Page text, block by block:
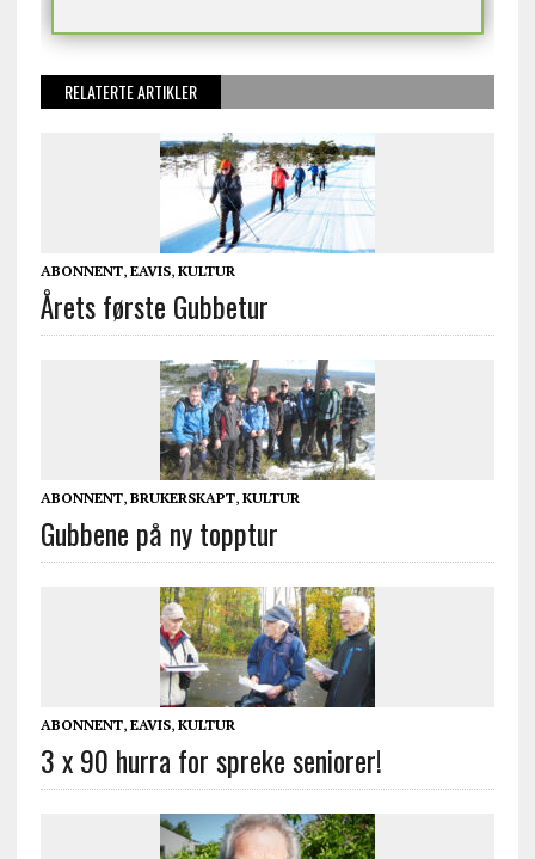
RELATERTE ARTIKLER
ABONNENT, EAVIS, KULTUR
Årets første Gubbetur
ABONNENT, BRUKERSKAPT, KULTUR
Gubbene på ny topptur
ABONNENT, EAVIS, KULTUR
3 x 90 hurra for spreke seniorer!